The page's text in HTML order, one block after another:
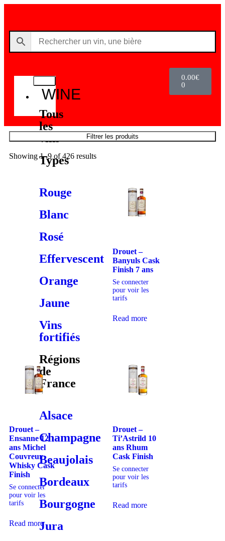
WINE
Tous
les
vins
Types
Rouge
Blanc
Rosé
Effervescent
Orange
Jaune
Vins
fortifiés
Régions
de
France
Alsace
Champagne
Beaujolais
Bordeaux
Bourgogne
Jura
0.00€
0
Filtrer les produits
Showing 1–9 of 426 results
Drouet –
Banyuls Cask
Finish 7 ans
Se connecter
pour voir les
tarifs
Read more
Drouet –
Ensanne 12
ans Michel
Couvreur
Whisky Cask
Finish
Se connecter
pour voir les
tarifs
Read more
Drouet –
Ti’Astrild 10
ans Rhum
Cask Finish
Se connecter
pour voir les
tarifs
Read more